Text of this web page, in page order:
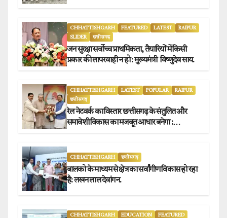
CHHATTISHGARH FEATURED LATEST
RAIPUR
SLIDER
छत्तीसगढ़
जन सुरक्षा सर्वोच्च प्राथमिकता, तैयारियों में किसी
प्रकार की लापरवाही न हो : मुख्यमंत्री विष्णुदेव साय.
CHHATTISHGARH LATEST POPULAR
RAIPUR
छत्तीसगढ़
रेल नेटवर्क का विस्तार छत्तीसगढ़ के संतुलित और
समावेशी विकास का मजबूत आधार बनेगा :
CHHATTISHGARH छत्तीसगढ़
बालको के माध्यम से क्षेत्र का सर्वांगीण विकास हो रहा
है: लखन लाल देवांगन.
CHHATTISHGARH EDUCATION
FEATURED